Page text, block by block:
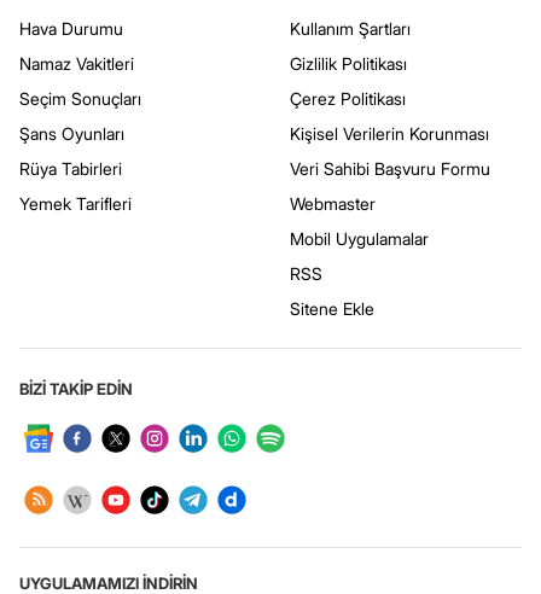
Hava Durumu
Namaz Vakitleri
Seçim Sonuçları
Şans Oyunları
Rüya Tabirleri
Yemek Tarifleri
Kullanım Şartları
Gizlilik Politikası
Çerez Politikası
Kişisel Verilerin Korunması
Veri Sahibi Başvuru Formu
Webmaster
Mobil Uygulamalar
RSS
Sitene Ekle
BİZİ TAKİP EDİN
UYGULAMAMIZI İNDİRİN